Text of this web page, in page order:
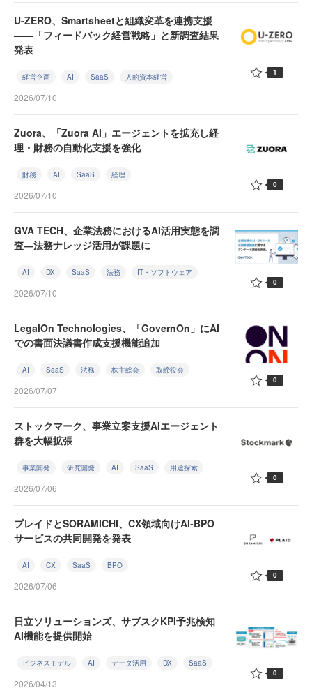
U-ZERO、Smartsheetと組織変革を連携支援
——「フィードバック経営戦略」と新調査結果
発表
経営企画 AI SaaS 人的資本経営
2026/07/10
1
Zuora、「Zuora AI」エージェントを拡充し経
理・財務の自動化支援を強化
財務 AI SaaS 経理
2026/07/10
0
GVA TECH、企業法務におけるAI活用実態を調
査―法務ナレッジ活用が課題に
AI DX SaaS 法務 IT・ソフトウェア
2026/07/10
0
LegalOn Technologies、「GovernOn」にAI
での書面決議書作成支援機能追加
AI SaaS 法務 株主総会 取締役会
2026/07/07
0
ストックマーク、事業立案支援AIエージェント
群を大幅拡張
事業開発 研究開発 AI SaaS 用途探索
2026/07/06
0
プレイドとSORAMICHI、CX領域向けAI-BPO
サービスの共同開発を発表
AI CX SaaS BPO
2026/07/06
0
日立ソリューションズ、サブスクKPI予兆検知
AI機能を提供開始
ビジネスモデル AI データ活用 DX SaaS
2026/04/13
0